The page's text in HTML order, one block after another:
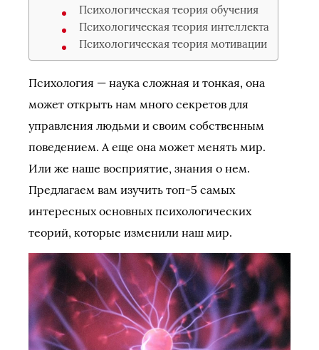
Психологическая теория обучения
Психологическая теория интеллекта
Психологическая теория мотивации
Психология — наука сложная и тонкая, она
может открыть нам много секретов для
управления людьми и своим собственным
поведением. А еще она может менять мир.
Или же наше восприятие, знания о нем.
Предлагаем вам изучить топ-5 самых
интересных основных психологических
теорий, которые изменили наш мир.